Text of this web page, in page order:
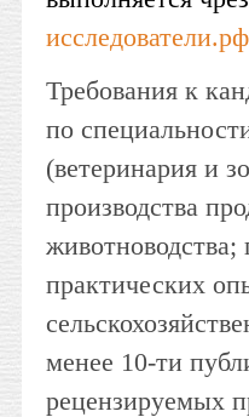
исследователи.рф
Требования к
по
(ветеринария и
производства
животноводства;
практических
менее 10-ти
рецензируемых